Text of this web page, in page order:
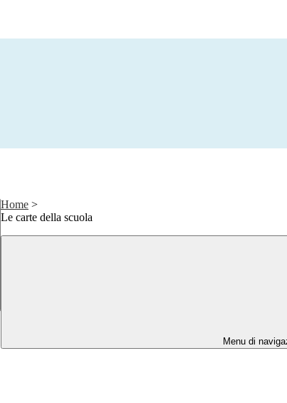
Home >
Le carte della scuola
Menu di